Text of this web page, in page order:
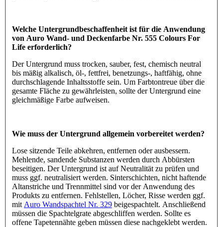
Welche Untergrundbeschaffenheit ist für die Anwendung
von Auro Wand- und Deckenfarbe Nr. 555 Colours For
Life erforderlich?
Der Untergrund muss trocken, sauber, fest, chemisch neutral
bis mäßig alkalisch, öl-, fettfrei, benetzungs-, haftfähig, ohne
durchschlagende Inhaltsstoffe sein. Um Farbtontreue über die
gesamte Fläche zu gewährleisten, sollte der Untergrund eine
gleichmäßige Farbe aufweisen.
Wie muss der Untergrund allgemein vorbereitet werden?
Lose sitzende Teile abkehren, entfernen oder ausbessern.
Mehlende, sandende Substanzen werden durch Abbürsten
beseitigen. Der Untergrund ist auf Neutralität zu prüfen und
muss ggf. neutralisiert werden. Sinterschichten, nicht haftende
Altanstriche und Trennmittel sind vor der Anwendung des
Produkts zu entfernen. Fehlstellen, Löcher, Risse werden ggf.
mit Auro Wandspachtel Nr. 329 beigespachtelt. Anschließend
müssen die Spachtelgrate abgeschliffen werden. Sollte es
offene Tapetennähte geben müssen diese nachgeklebt werden.